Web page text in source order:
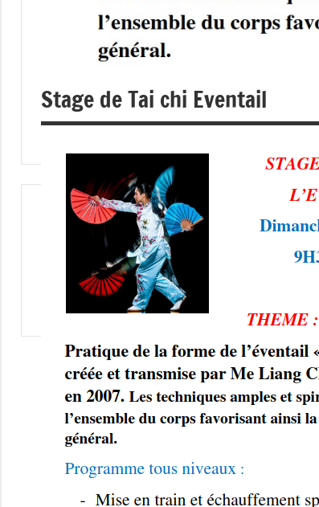
Stage de Tai chi Eventail
classé
Navigation
l’article